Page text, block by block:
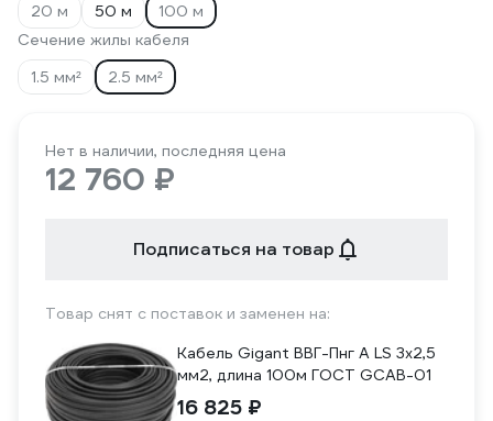
20 м
50 м
100 м
Сечение жилы кабеля
1.5 мм²
2.5 мм²
Нет в наличии, последняя цена
12 760 ₽
Подписаться на товар
Товар снят с поставок и заменен на:
Кабель Gigant ВВГ-Пнг А LS 3x2,5
мм2, длина 100м ГОСТ GCAB-01
16 825 ₽